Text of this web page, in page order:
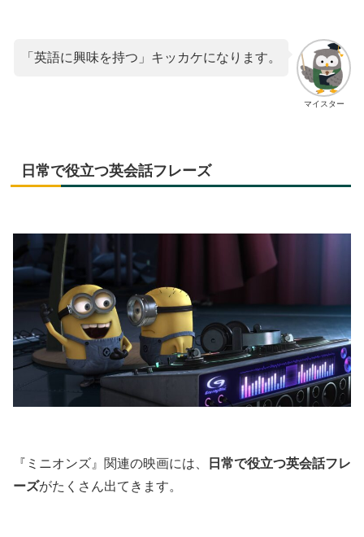
マイスター
「英語に興味を持つ」キッカケになります。
日常で役立つ英会話フレーズ
『ミニオンズ』関連の映画には、
日常で役立つ英会話フレ
ーズがたくさん出てきます。